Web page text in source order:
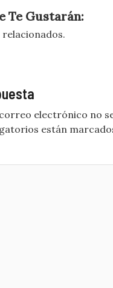
Te Gustarán:
electrónico no
están